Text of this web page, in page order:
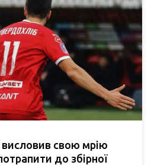
свою мрію
до збірної